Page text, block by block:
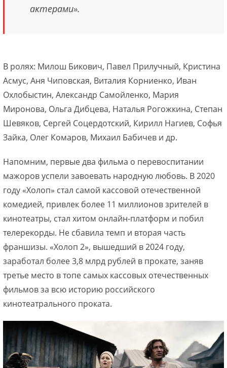
актерами».
В ролях: Милош Бикович, Павел Прилучный, Кристина
Асмус, Аня Чиповская, Виталия Корниенко, Иван
Охлобыстин, Александр Самойленко, Мария
Миронова, Ольга Дибцева, Наталья Рогожкина, Степан
Шевяков, Сергей Соцердотский, Кирилл Нагиев, Софья
Зайка, Олег Комаров, Михаил Бабичев и др.
Напомним, первые два фильма о перевоспитании
мажоров успели завоевать народную любовь. В 2020
году «Холоп» стал самой кассовой отечественной
комедией, привлек более 11 миллионов зрителей в
кинотеатры, стал хитом онлайн-платформ и побил
телерекорды. Не сбавила темп и вторая часть
франшизы. «Холоп 2», вышедший в 2024 году,
заработал более 3,8 млрд рублей в прокате, заняв
третье место в топе самых кассовых отечественных
фильмов за всю историю российского
кинотеатрального проката.